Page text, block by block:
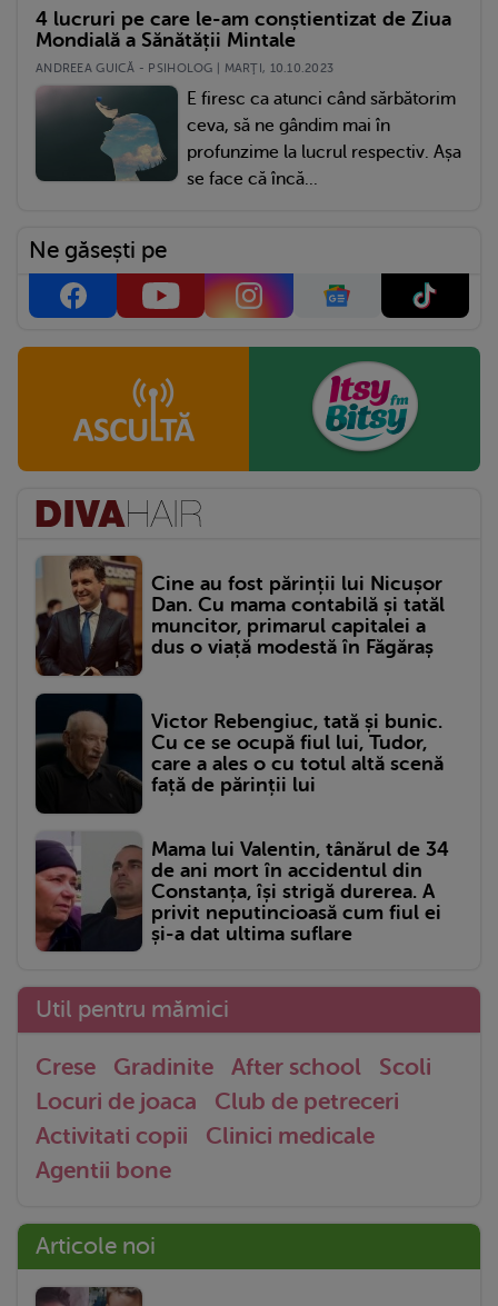
4 lucruri pe care le-am conștientizat de Ziua
Mondială a Sănătății Mintale
ANDREEA GUICĂ - PSIHOLOG | MARŢI, 10.10.2023
E firesc ca atunci când sărbătorim
ceva, să ne gândim mai în
profunzime la lucrul respectiv. Așa
se face că încă...
Ne găsești pe
Cine au fost părinții lui Nicușor
Dan. Cu mama contabilă și tatăl
muncitor, primarul capitalei a
dus o viață modestă în Făgăraș
Victor Rebengiuc, tată și bunic.
Cu ce se ocupă fiul lui, Tudor,
care a ales o cu totul altă scenă
față de părinții lui
Mama lui Valentin, tânărul de 34
de ani mort în accidentul din
Constanța, își strigă durerea. A
privit neputincioasă cum fiul ei
și-a dat ultima suflare
Util pentru mămici
Crese Gradinite After school
Scoli
Locuri de joaca
Club de petreceri
Activitati copii
Clinici medicale
Agentii bone
Articole noi